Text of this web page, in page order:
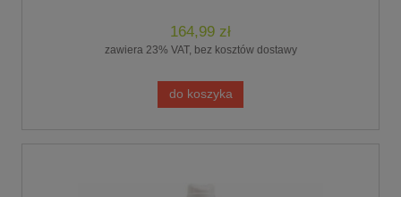
164,99 zł
zawiera 23% VAT, bez kosztów dostawy
do koszyka